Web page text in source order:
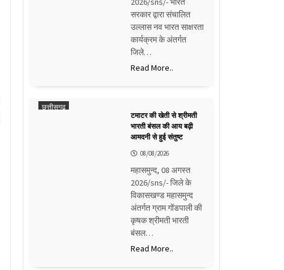
सरकार द्वारा संचालित
उल्लास नव भारत साक्षरता
कार्यक्रम के अंतर्गत
जिले…
Read More..
छत्तीसगढ़
टमाटर की खेती से श्रीमती
भारती बंसल की आय बढ़ी
आमदनी से हुई संतुष्ट
08/08/2026
महासमुन्द, 08 अगस्त
2026/sns/- जिले के
विकासखण्ड महासमुन्द
अंतर्गत ग्राम गोंडपाली की
कृषक श्रीमती भारती
बंसल…
Read More..